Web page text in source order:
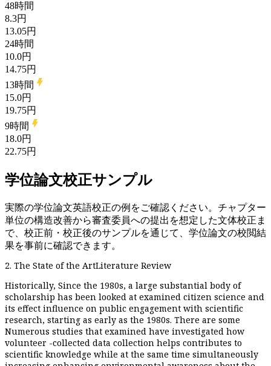
48時間
8.3円
13.05円
24時間
10.0円
14.75円
13時間
15.0円
19.75円
9時間
18.0円
22.75円
学位論文校正サンプル
実際の学位論文英語校正の例をご確認ください。チャプター
単位の構造改善から審査委員への提出を想定した文体校正ま
で、校正前・校正後のサンプルを通じて、学位論文の校閲結
果を事前に確認できます。
2. The State of the ArtLiterature Review
Historically, Since the 1980s, a large substantial body of
scholarship has been looked at examined citizen science and
its effect influence on public engagement with scientific
research, starting as early as the 1980s. There are some
Numerous studies that examined have investigated how
volunteer -collected data collection helps contributes to
scientific knowledge while at the same time simultaneously